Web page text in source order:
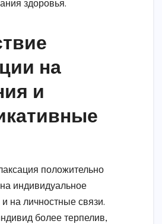
здоровья.
на
и
положительно
индивидуальное
на личностные связи.
более терпелив,